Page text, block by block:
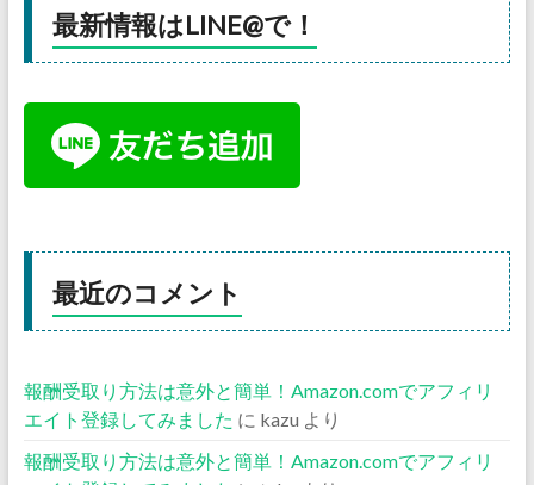
最新情報はLINE@で！
最近のコメント
報酬受取り方法は意外と簡単！Amazon.comでアフィリ
エイト登録してみました に kazu より
報酬受取り方法は意外と簡単！Amazon.comでアフィリ